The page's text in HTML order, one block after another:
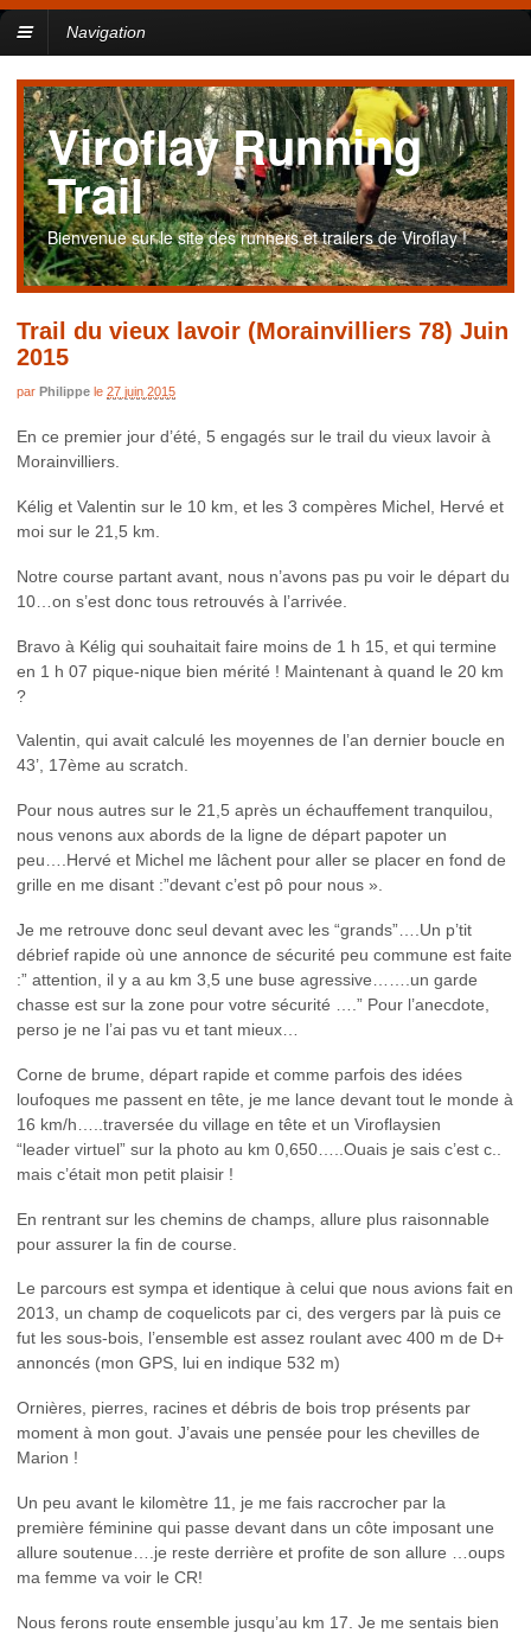
Navigation
Viroflay Running
Trail
Bienvenue sur le site des runners et trailers de Viroflay !
Trail du vieux lavoir (Morainvilliers 78) Juin
2015
par Philippe le 27 juin 2015
En ce premier jour d’été, 5 engagés sur le trail du vieux lavoir à
Morainvilliers.
Kélig et Valentin sur le 10 km, et les 3 compères Michel, Hervé et
moi sur le 21,5 km.
Notre course partant avant, nous n’avons pas pu voir le départ du
10…on s’est donc tous retrouvés à l’arrivée.
Bravo à Kélig qui souhaitait faire moins de 1 h 15, et qui termine
en 1 h 07 pique-nique bien mérité ! Maintenant à quand le 20 km
?
Valentin, qui avait calculé les moyennes de l’an dernier boucle en
43’, 17ème au scratch.
Pour nous autres sur le 21,5 après un échauffement tranquilou,
nous venons aux abords de la ligne de départ papoter un
peu….Hervé et Michel me lâchent pour aller se placer en fond de
grille en me disant :”devant c’est pô pour nous ».
Je me retrouve donc seul devant avec les “grands”….Un p’tit
débrief rapide où une annonce de sécurité peu commune est faite
:” attention, il y a au km 3,5 une buse agressive…….un garde
chasse est sur la zone pour votre sécurité ….” Pour l’anecdote,
perso je ne l’ai pas vu et tant mieux…
Corne de brume, départ rapide et comme parfois des idées
loufoques me passent en tête, je me lance devant tout le monde à
16 km/h…..traversée du village en tête et un Viroflaysien
“leader virtuel” sur la photo au km 0,650…..Ouais je sais c’est c..
mais c’était mon petit plaisir !
En rentrant sur les chemins de champs, allure plus raisonnable
pour assurer la fin de course.
Le parcours est sympa et identique à celui que nous avions fait en
2013, un champ de coquelicots par ci, des vergers par là puis ce
fut les sous-bois, l’ensemble est assez roulant avec 400 m de D+
annoncés (mon GPS, lui en indique 532 m)
Ornières, pierres, racines et débris de bois trop présents par
moment à mon gout. J’avais une pensée pour les chevilles de
Marion !
Un peu avant le kilomètre 11, je me fais raccrocher par la
première féminine qui passe devant dans un côte imposant une
allure soutenue….je reste derrière et profite de son allure …oups
ma femme va voir le CR!
Nous ferons route ensemble jusqu’au km 17. Je me sentais bien